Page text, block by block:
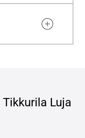
Tikkurila Luja